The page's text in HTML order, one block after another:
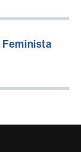
Feminista